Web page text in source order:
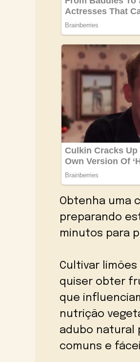
Obtenha uma
preparando
minutos para
Cultivar
quiser obter
que
nutrição
adubo natural
comuns e